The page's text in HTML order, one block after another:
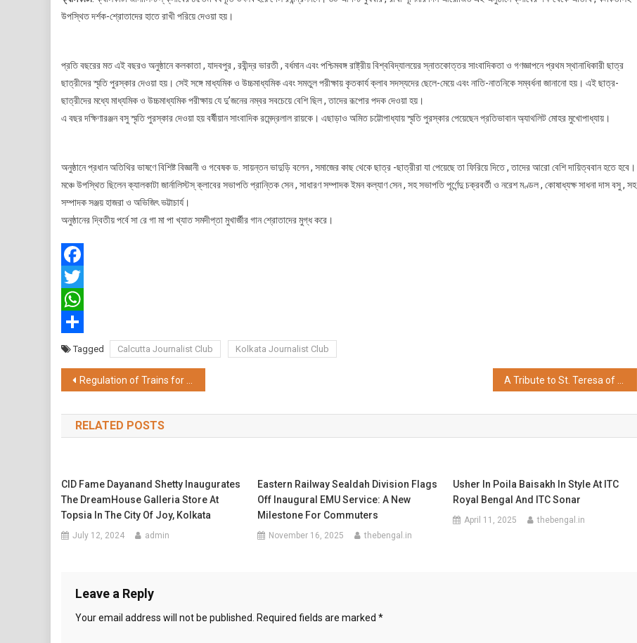
জার্নালিস্টস্
উৎসব
ক্যালকাট
উপস্থিত দর্শক-শ্রোতাদের হাতে রাখী পরিয়ে দেওয়া হয়।
প্রতি বছরের মত এই বছরও অনুষ্ঠানে কলকাতা , যাদবপুর , রবীন্দ্র ভারতী , বর্ধমান এবং পশ্চিমবঙ্গ রাষ্ট্রীয় বিশ্ববিদ্যালয়ের স্নাতকোত্তর সাংবাদিকতা ও গণজ্ঞাপনে প্রথম স্থানাধিকারী ছাত্র
ছাত্রীদের স্মৃতি পুরস্কার দেওয়া হয়। সেই সঙ্গে মাধ্যমিক ও উচ্চমাধ্যমিক এবং সমতুল পরীক্ষায় কৃতকার্য ক্লাব সদস্যদের ছেলে-মেয়ে এবং নাতি-নাতনিকে সম্বর্ধনা জানানো হয়। এই ছাত্র-
ছাত্রীদের মধ্যে মাধ্যমিক ও উচ্চমাধ্যমিক পরীক্ষায় যে দু’জনের নম্বর সবচেয়ে বেশি ছিল , তাদের রূপোর পদক দেওয়া হয়।
এ বছর দক্ষিণারঞ্জন বসু স্মৃতি পুরস্কার দেওয়া হয় বর্ষীয়ান সাংবাদিক রমেন্দ্রলাল রায়কে। এছাড়াও অমিত চট্টোপাধ্যায় স্মৃতি পুরস্কার পেয়েছেন প্রতিভাবান অ্যাথলিট মোহর মুখোপাধ্যায়।
অনুষ্ঠানে প্রধান অতিথির ভাষণে বিশিষ্ট বিজ্ঞানী ও গবেষক ড. সায়ন্তন ভাদুড়ি বলেন , সমাজের কাছ থেকে ছাত্র -ছাত্রীরা যা পেয়েছে তা ফিরিয়ে দিতে , তাদের আরো বেশি দায়িত্ববান হতে হবে।
মঞ্চে উপস্থিত ছিলেন ক্যালকাটা জার্নালিস্টস্ ক্লাবের সভাপতি প্রান্তিক সেন , সাধারণ সম্পাদক ইমন কল্যাণ সেন , সহ সভাপতি পূর্ণেন্দু চক্রবর্তী ও নরেশ মণ্ডল , কোষাধ্যক্ষ সাধনা দাস বসু , সহ
সম্পাদক সঞ্জয় হাজরা ও অভিজিৎ ভট্টাচার্য।
অনুষ্ঠানের দ্বিতীয় পর্বে সা রে গা মা পা খ্যাত সমদীপ্তা মুখার্জীর গান শ্রোতাদের মুগ্ধ করে।
Facebook
Twitter
WhatsApp
ShareTagged Calcutta Journalist Club Kolkata Journalist Club
Post
navigation
Regulation of Trains for Varanasi Yard Remodeling Work Over Northern Railway
RELATED POSTS
CID Fame Dayanand Shetty Inaugurates
The DreamHouse Galleria Store At
Topsia In The City Of Joy, Kolkata
July 12, 2024 admin
Eastern Railway Sealdah Division Flags
Off Inaugural EMU Service: A New
Milestone For Commuters
November 16, 2025 thebengal.in
Usher In Poila Baisakh In Style At ITC
Royal Bengal And ITC Sonar
April 11, 2025 thebengal.in
Leave a Reply
Your email address will not be published. Required fields are marked *